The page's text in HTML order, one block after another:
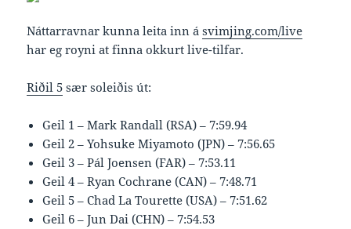
Náttarravnar kunna leita inn ásvimjing.com/live
har eg royni at finna okkurt live-tilfar.
Riðil 5 sær soleiðis út:
Geil 1 – Mark Randall (RSA) – 7:59.94
Geil 2 – Yohsuke Miyamoto (JPN) – 7:56.65
Geil 3 – Pál Joensen (FAR) – 7:53.11
Geil 4 – Ryan Cochrane (CAN) – 7:48.71
Geil 5 – Chad La Tourette (USA) – 7:51.62
Geil 6 – Jun Dai (CHN) – 7:54.53